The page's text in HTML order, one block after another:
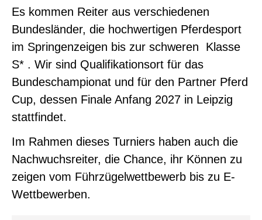
Es kommen Reiter aus verschiedenen
Bundesländer, die hochwertigen Pferdesport
im Springenzeigen bis zur schweren Klasse
S* . Wir sind Qualifikationsort für das
Bundeschampionat und für den Partner Pferd
Cup, dessen Finale Anfang 2027 in Leipzig
stattfindet.
Im Rahmen dieses Turniers haben auch die
Nachwuchsreiter, die Chance, ihr Können zu
zeigen vom Führzügelwettbewerb bis zu E-
Wettbewerben.